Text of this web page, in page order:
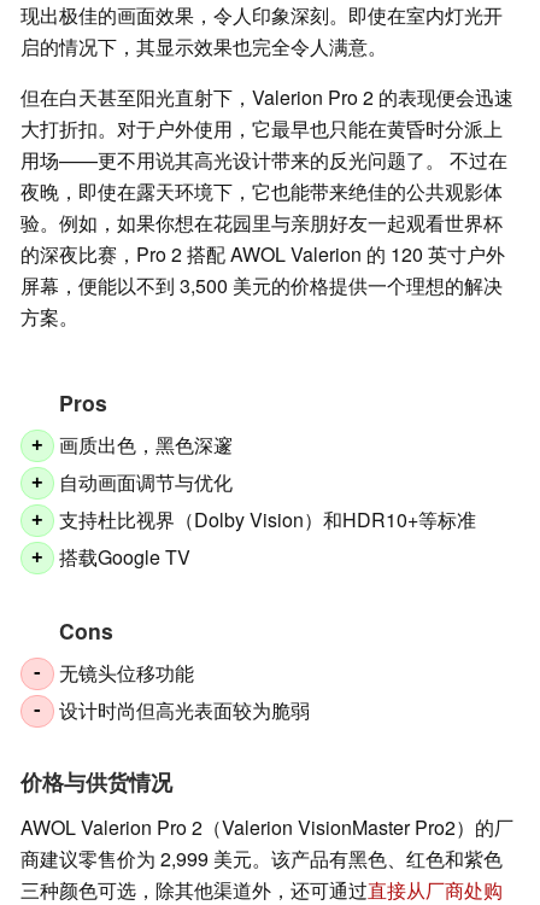
现出极佳的画面效果，令人印象深刻。即使在室内灯光开
启的情况下，其显示效果也完全令人满意。
但在白天甚至阳光直射下，Valerion Pro 2 的表现便会迅速
大打折扣。对于户外使用，它最早也只能在黄昏时分派上
用场——更不用说其高光设计带来的反光问题了。 不过在
夜晚，即使在露天环境下，它也能带来绝佳的公共观影体
验。例如，如果你想在花园里与亲朋好友一起观看世界杯
的深夜比赛，Pro 2 搭配 AWOL Valerion 的 120 英寸户外
屏幕，便能以不到 3,500 美元的价格提供一个理想的解决
方案。
Pros
+ 画质出色，黑色深邃
+ 自动画面调节与优化
+ 支持杜比视界（Dolby Vision）和HDR10+等标准
+ 搭载Google TV
Cons
- 无镜头位移功能
- 设计时尚但高光表面较为脆弱
价格与供货情况
AWOL Valerion Pro 2（Valerion VisionMaster Pro2）的厂
商建议零售价为 2,999 美元。该产品有黑色、红色和紫色
三种颜色可选，除其他渠道外，还可通过直接从厂商处购